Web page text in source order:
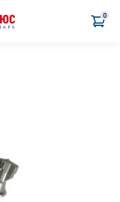
0